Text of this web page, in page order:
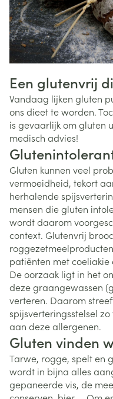
Een glutenvrij
Vandaag lijken gluten
ons dieet te worden.
is gevaarlijk om gluten
medisch advies!
Gluten kunnen veel
vermoeidheid, tekort
herhalende
mensen die gluten
wordt daarom
context. Glutenvrij
patiënten met
De oorzaak ligt in het
deze graangewassen
verteren. Daarom
spijsverteringsstelsel
aan deze allergenen.
Gluten vinden
Tarwe, rogge, spelt en
wordt in bijna alles
gepaneerde vis, de